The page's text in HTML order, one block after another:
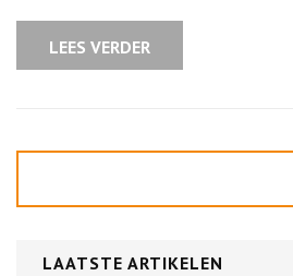
LEES VERDER
LAATSTE ARTIKELEN